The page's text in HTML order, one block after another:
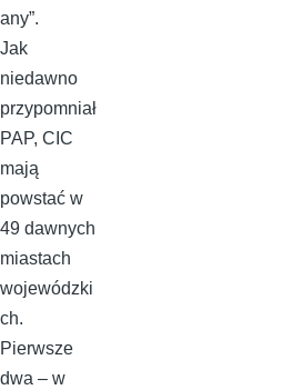
any”.
Jak
niedawno
przypomniał
PAP, CIC
mają
powstać w
49 dawnych
miastach
wojewódzki
ch.
Pierwsze
dwa – w